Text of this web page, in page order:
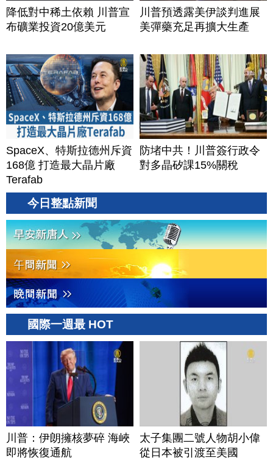
降低對中稀土依賴 川普宣
布礦業投資20億美元
川普預透露美伊談判進展
美彈藥充足再擴大生產
SpaceX、特斯拉德州斥資
168億 打造最大晶片廠
Terafab
防堵中共！川普簽行政令
對多晶矽課15%關稅
今日整點新聞
國際一週最 HOT
川普：伊朗擁核夢碎 海峽
即將恢復通航
太子集團二號人物胡小偉
從日本被引渡至美國